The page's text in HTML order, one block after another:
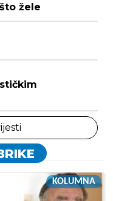
žele
KOLUMNA